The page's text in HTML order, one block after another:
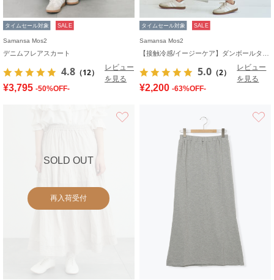
タイムセール対象 SALE
Samansa Mos2
デニムフレアスカート
4.8 （12）
レビュー
を見る
¥3,795 -50%OFF-
タイムセール対象 SALE
Samansa Mos2
5.0 （2）
レビュー
を見る
¥2,200 -63%OFF-
SOLD OUT
再入荷受付